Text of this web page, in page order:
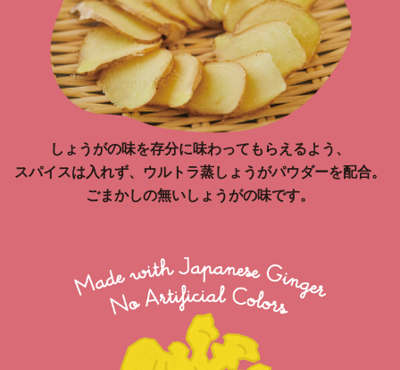
しょうがの味を存分に味わってもらえるよう、
スパイスは入れず、ウルトラ蒸しょうがパウダーを配合。
ごまかしの無いしょうがの味です。